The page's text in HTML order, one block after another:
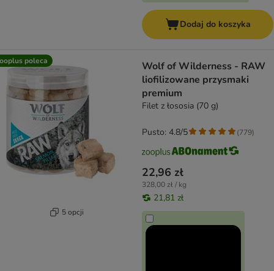
Dodaj do koszyka
poleca
5 opcji
Wolf of Wilderness - RAW
liofilizowane przysmaki
premium
Filet z łososia (70 g)
22,96 zł
328,00 zł / kg
21,81 zł
Pusto: 4.8/5 (779)